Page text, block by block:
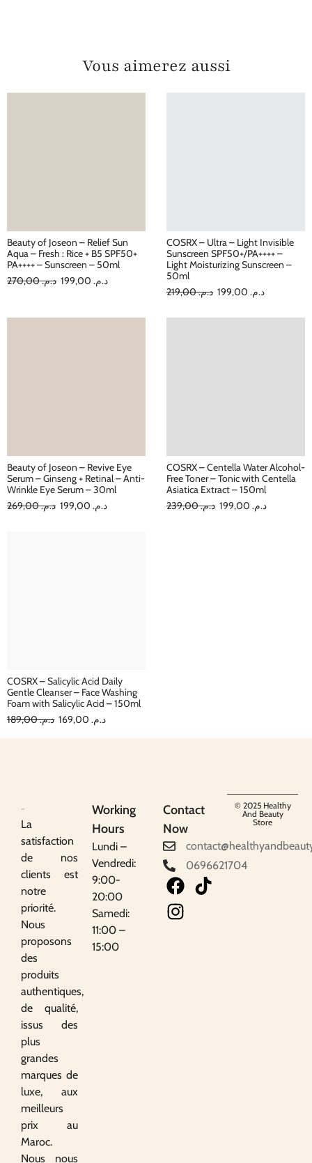
Vous aimerez aussi
Beauty of Joseon – Relief Sun
Aqua – Fresh : Rice + B5 SPF50+
PA++++ – Sunscreen – 50ml
د.م.270,00 د.م.
COSRX – Ultra – Light Invisible
Sunscreen SPF50+/PA++++ –
Light Moisturizing Sunscreen –
50ml
د.م.219,00 د.م.
Beauty of Joseon – Revive Eye
Serum – Ginseng + Retinal – Anti-
Wrinkle Eye Serum – 30ml
د.م.269,00 د.م.
COSRX – Centella Water Alcohol-
Free Toner – Tonic with Centella
Asiatica Extract – 150ml
د.م.239,00 د.م.
COSRX – Salicylic Acid Daily
Gentle Cleanser – Face Washing
Foam with Salicylic Acid – 150ml
د.م.189,00 د.م.
La
satisfaction
de nos
clients est
notre
priorité.
Nous
proposons
des
produits
authentiques,
de qualité,
issus des
plus
grandes
marques de
luxe, aux
meilleurs
prix au
Maroc.
Nous nous
Working
Hours
Lundi –
Vendredi:
9:00-
20:00
Samedi:
11:00 –
15:00
Contact
Now
0696621704
© 2025 Healthy
And Beauty
Store